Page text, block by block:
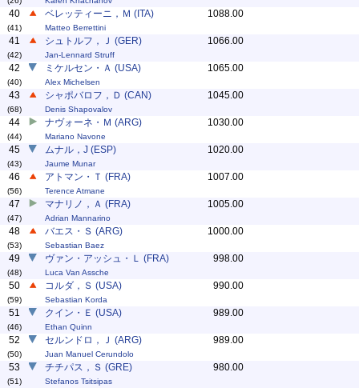
40
(41)
ベレッティーニ，Ｍ (ITA)
Matteo Berrettini
1088.00
41
(42)
シュトルフ，Ｊ (GER)
Jan-Lennard Struff
1066.00
42
(40)
ミケルセン・Ａ (USA)
Alex Michelsen
1065.00
43
(68)
シャポバロフ，Ｄ (CAN)
Denis Shapovalov
1045.00
44
(44)
ナヴォーネ・Ｍ (ARG)
Mariano Navone
1030.00
45
(43)
ムナル，J (ESP)
Jaume Munar
1020.00
46
(56)
アトマン・Ｔ (FRA)
Terence Atmane
1007.00
47
(47)
マナリノ，Ａ (FRA)
Adrian Mannarino
1005.00
48
(53)
バエス・Ｓ (ARG)
Sebastian Baez
1000.00
49
(48)
ヴァン・アッシュ・Ｌ (FRA)
Luca Van Assche
998.00
50
(59)
コルダ，Ｓ (USA)
Sebastian Korda
990.00
51
(46)
クイン・Ｅ (USA)
Ethan Quinn
989.00
52
(50)
セルンドロ，Ｊ (ARG)
Juan Manuel Cerundolo
989.00
53
(51)
チチパス，Ｓ (GRE)
Stefanos Tsitsipas
980.00